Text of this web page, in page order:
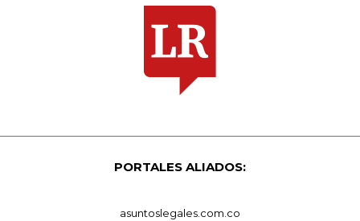
PORTALES ALIADOS:
asuntoslegales.com.co